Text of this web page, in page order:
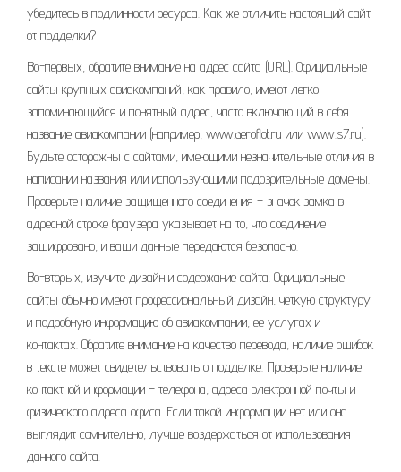
убедитесь в подлинности ресурса. Как же отличить настоящий сайт
от подделки?
Во-первых, обратите внимание на адрес сайта (URL). Официальные
сайты крупных авиакомпаний, как правило, имеют легко
запоминающийся и понятный адрес, часто включающий в себя
название авиакомпании (например, www.aeroflot.ru или www.s7.ru).
Будьте осторожны с сайтами, имеющими незначительные отличия в
написании названия или использующими подозрительные домены.
Проверьте наличие защищенного соединения – значок замка в
адресной строке браузера указывает на то, что соединение
зашифровано, и ваши данные передаются безопасно.
Во-вторых, изучите дизайн и содержание сайта. Официальные
сайты обычно имеют профессиональный дизайн, четкую структуру
и подробную информацию об авиакомпании, ее услугах и
контактах. Обратите внимание на качество перевода, наличие ошибок
в тексте может свидетельствовать о подделке. Проверьте наличие
контактной информации – телефона, адреса электронной почты и
физического адреса офиса. Если такой информации нет или она
выглядит сомнительно, лучше воздержаться от использования
данного сайта.